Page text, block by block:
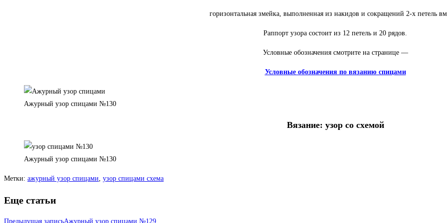
горизонтальная змейка, выполненная из накидов и сокращений 2-х петель
Раппорт узора состоит из 12 петель и 20 рядов.
Условные обозначения смотрите на странице —
Условные обозначения по вязанию спицами
Ажурный узор спицами №130
Вязание: узор со схемой
Ажурный узор спицами №130
Метки: ажурный узор спицами, узор спицами схема
Еще статьи
Предыдущая записьАжурный узор спицами №129